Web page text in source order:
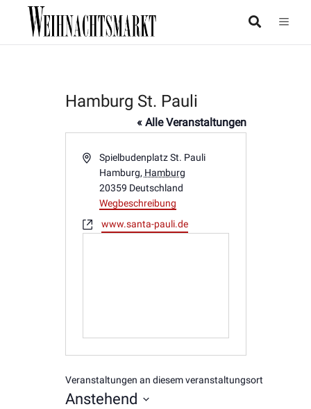
Hamburg St. Pauli
« Alle Veranstaltungen
AdresseSpielbudenplatz St. Pauli
Hamburg, Hamburg
20359 Deutschland
Wegbeschreibung
Webseitewww.santa-pauli.de
Veranstaltungen an diesem veranstaltungsort
Anstehend